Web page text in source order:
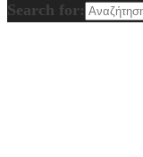
Search for: